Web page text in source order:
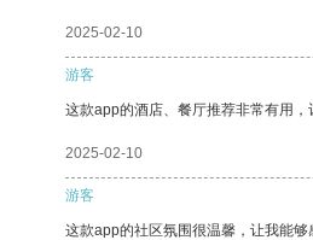
2025-02-10
游客
这款app的酒店、餐厅推荐非常有用，
2025-02-10
游客
这款app的社区氛围很温馨，让我能够